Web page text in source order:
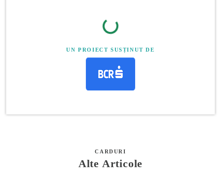
UN PROIECT SUSȚINUT DE
CARDURI
Alte Articole